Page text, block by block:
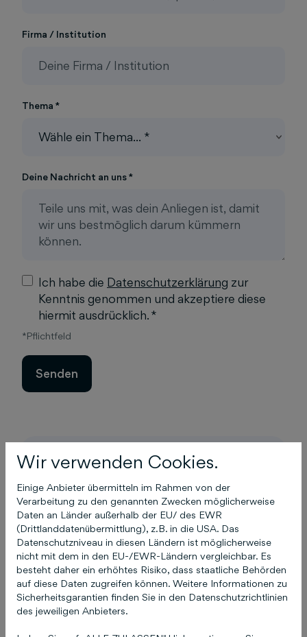
Firma / Institution
Thema *
Deine Nachricht an uns *
Ich habe die Datenschutzerklärung zur
Kenntnis genommen und akzeptiere diese
hiermit ausdrücklich. *
*Pflichtfeld
Hier findest du uns in
Hannover
Schlütersche Mediengruppe
Postanschrift:
30130 Hannover
Adresse:
Wir verwenden Cookies.
Einige Anbieter übermitteln im Rahmen von der
Verarbeitung zu den genannten Zwecken möglicherweise
Daten an Länder außerhalb der EU/ des EWR
(Drittlanddatenübermittlung), z.B. in die USA. Das
Datenschutzniveau in diesen Ländern ist möglicherweise
nicht mit dem in den EU-/EWR-Ländern vergleichbar. Es
besteht daher ein erhöhtes Risiko, dass staatliche Behörden
auf diese Daten zugreifen können. Weitere Informationen zu
Sicherheitsgarantien finden Sie in den Datenschutzrichtlinien
des jeweiligen Anbieters.